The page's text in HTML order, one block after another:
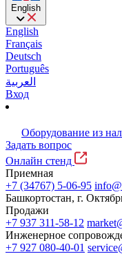
English
English
Français
Deutsch
Português
العربية
Вход
Оборудование из
Задать вопрос
Онлайн стенд
Приемная
+7 (34767) 5-06-95
Башкортостан, г.
Продажи
+7 937 311-58-12
Инженерное
+7 927 080-40-01